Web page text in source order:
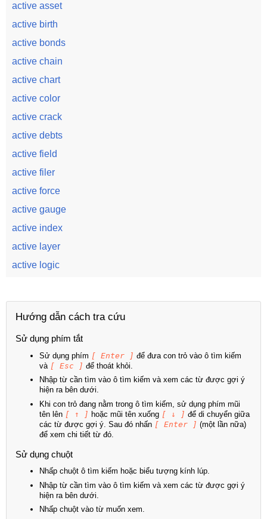
active asset
active birth
active bonds
active chain
active chart
active color
active crack
active debts
active field
active filer
active force
active gauge
active index
active layer
active logic
Hướng dẫn cách tra cứu
Sử dụng phím tắt
Sử dụng phím [ Enter ] để đưa con trỏ vào ô tìm kiếm
và [ Esc ] để thoát khỏi.
Nhập từ cần tìm vào ô tìm kiếm và xem các từ được gợi ý
hiện ra bên dưới.
Khi con trỏ đang nằm trong ô tìm kiếm, sử dụng phím mũi
tên lên [ ↑ ] hoặc mũi tên xuống [ ↓ ] để di chuyển giữa
các từ được gợi ý. Sau đó nhấn [ Enter ] (một lần nữa)
để xem chi tiết từ đó.
Sử dụng chuột
Nhấp chuột ô tìm kiếm hoặc biểu tượng kính lúp.
Nhập từ cần tìm vào ô tìm kiếm và xem các từ được gợi ý
hiện ra bên dưới.
Nhấp chuột vào từ muốn xem.